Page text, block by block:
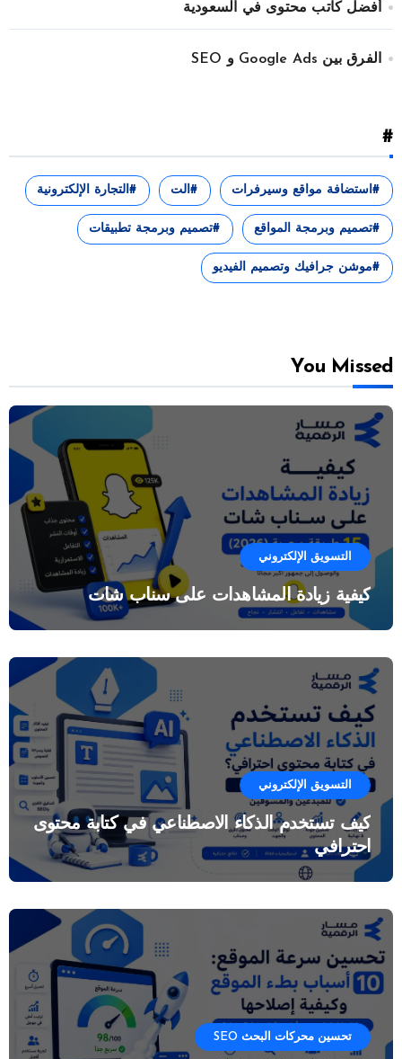
أفضل كاتب محتوى في السعودية
الفرق بين Google Ads و SEO
#
استضافة مواقع وسيرفرات الت التجارة الإلكترونية
تصميم وبرمجة المواقع تصميم وبرمجة تطبيقات
موشن جرافيك وتصميم الفيديو
You Missed
التسويق الإلكتروني
كيفية زيادة المشاهدات على سناب شات
التسويق الإلكتروني
كيف تستخدم الذكاء الاصطناعي في كتابة محتوى
احترافي
تحسين محركات البحث SEO